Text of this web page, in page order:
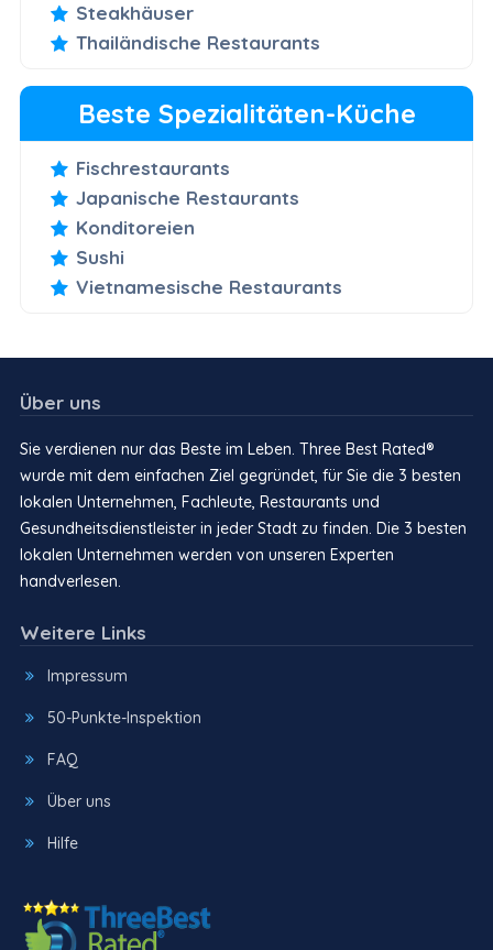
Steakhäuser
Thailändische Restaurants
Beste Spezialitäten-Küche
Fischrestaurants
Japanische Restaurants
Konditoreien
Sushi
Vietnamesische Restaurants
Über uns
Sie verdienen nur das Beste im Leben. Three Best Rated®
wurde mit dem einfachen Ziel gegründet, für Sie die 3 besten
lokalen Unternehmen, Fachleute, Restaurants und
Gesundheitsdienstleister in jeder Stadt zu finden. Die 3 besten
lokalen Unternehmen werden von unseren Experten
handverlesen.
Weitere Links
Impressum
50-Punkte-Inspektion
FAQ
Über uns
Hilfe